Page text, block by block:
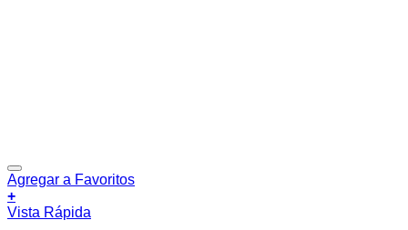
Agregar a Favoritos
+
Vista Rápida